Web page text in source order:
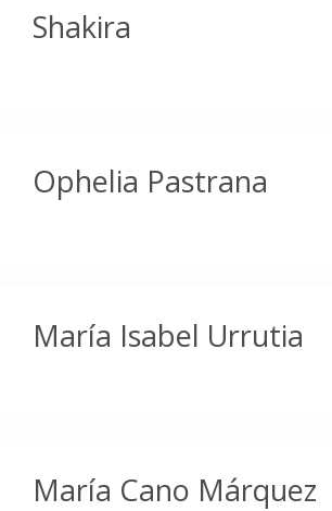
Shakira
Ophelia Pastrana
María Isabel Urrutia
María Cano Márquez